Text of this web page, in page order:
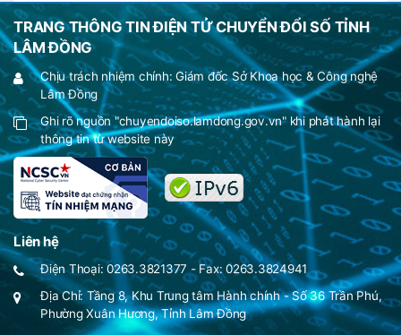
TRANG THÔNG TIN ĐIỆN TỬ CHUYỂN ĐỔI SỐ TỈNH
LÂM ĐỒNG
Chịu trách nhiệm chính: Giám đốc Sở Khoa học & Công nghệ
Lâm Đồng
Ghi rõ nguồn "chuyendoiso.lamdong.gov.vn" khi phát hành lại
thông tin từ website này
Liên hệ
Điện Thoại: 0263.3821377 - Fax: 0263.3824941
Địa Chỉ: Tầng 8, Khu Trung tâm Hành chính - Số 36 Trần Phú,
Phường Xuân Hương, Tỉnh Lâm Đồng